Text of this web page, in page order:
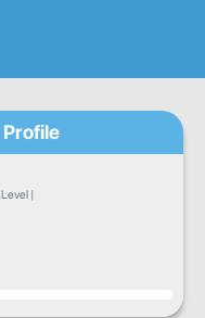
Profile
Level |